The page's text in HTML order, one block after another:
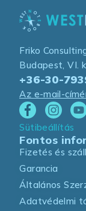
Friko
Budapest, VI.
+36-30-
Az e-mail-
Sütibeállítás
Fontos
Fizetés és
Garancia
Általános
Adatvédelmi